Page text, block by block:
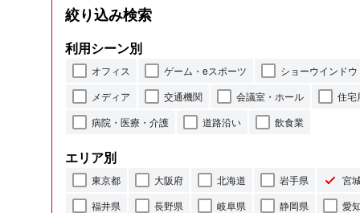
絞り込み検索
利用シーン別
オフィス ゲーム・eスポーツ
ショーウインド
メディア
交通機関 会議室・ホール
住宅
病院・医療・介護
道路沿い 飲食業
エリア別
東京都 大阪府 北海道 岩手県
宮
福井県
長野県 岐阜県 静岡県
愛